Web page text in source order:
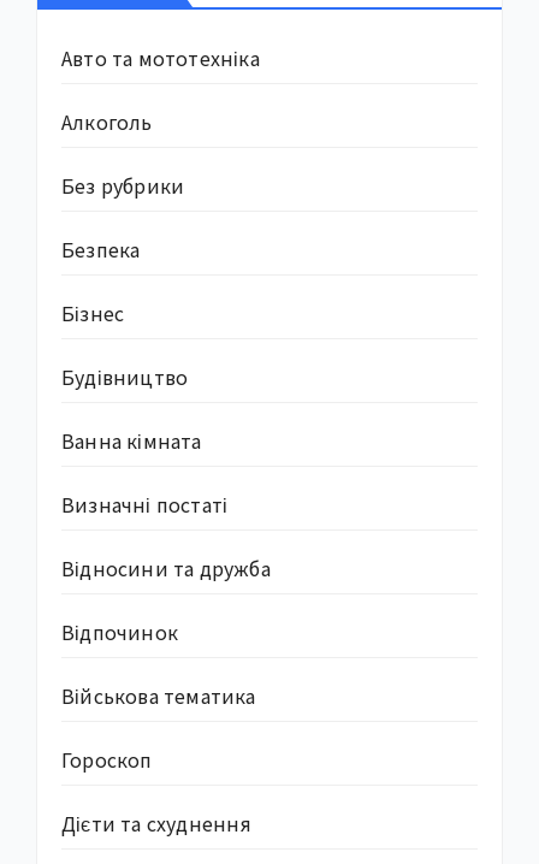
Авто та мототехніка
Алкоголь
Без рубрики
Безпека
Бізнес
Будівництво
Ванна кімната
Визначні постаті
Відносини та дружба
Відпочинок
Військова тематика
Гороскоп
Дієти та схуднення